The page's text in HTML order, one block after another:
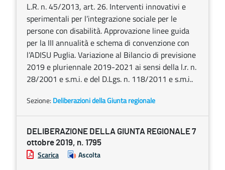
L.R. n. 45/2013, art. 26. Interventi innovativi e
sperimentali per l’integrazione sociale per le
persone con disabilità. Approvazione linee guida
per la III annualità e schema di convenzione con
l’ADISU Puglia. Variazione al Bilancio di previsione
2019 e pluriennale 2019-2021 ai sensi della l.r. n.
28/2001 e s.m.i. e del D.Lgs. n. 118/2011 e s.m.i..
Sezione: Deliberazioni della Giunta regionale
DELIBERAZIONE DELLA GIUNTA REGIONALE 7
ottobre 2019, n. 1795
Scarica Ascolta